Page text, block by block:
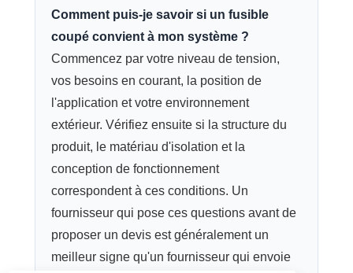
Comment puis-je savoir si un fusible
coupé convient à mon système ?
Commencez par votre niveau de tension,
vos besoins en courant, la position de
l'application et votre environnement
extérieur. Vérifiez ensuite si la structure du
produit, le matériau d'isolation et la
conception de fonctionnement
correspondent à ces conditions. Un
fournisseur qui pose ces questions avant de
proposer un devis est généralement un
meilleur signe qu'un fournisseur qui envoie